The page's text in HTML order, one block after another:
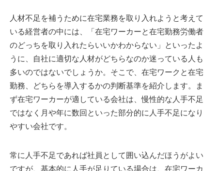
人材不足を補うために在宅業務を取り入れようと考えて
いる経営者の中には、「在宅ワーカーと在宅勤務労働者
のどっちを取り入れたらいいかわからない」といったよ
うに、自社に適切な人材がどちらなのか迷っている人も
多いのではないでしょうか。そこで、在宅ワークと在宅
勤務、どちらを導入するかの判断基準を紹介します。ま
ず在宅ワーカーが適している会社は、慢性的な人手不足
ではなく月や年に数回といった部分的に人手不足になり
やすい会社です。
常に人手不足であれば社員として囲い込んだほうがよい
ですが、基本的に人手が足りている場合は、在宅ワーカ